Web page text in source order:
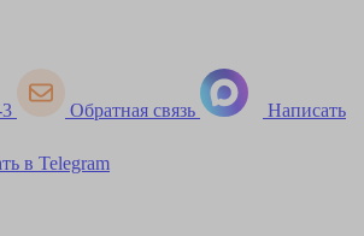
Обратная связь Написать
в Telegram